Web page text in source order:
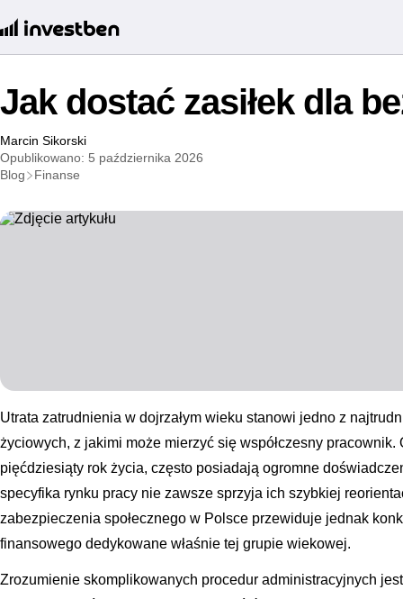
Jak dostać zasiłek dla
Marcin Sikorski
Opublikowano: 5 października 2026
Blog
Finanse
Utrata zatrudnienia w dojrzałym wieku stanowi jedno z
życiowych, z jakimi może mierzyć się współczesny pracownik.
pięćdziesiąty rok życia, często posiadają ogromne
specyfika rynku pracy nie zawsze sprzyja ich szybkiej
zabezpieczenia społecznego w Polsce przewiduje jednak
finansowego dedykowane właśnie tej grupie wiekowej.
Zrozumienie skomplikowanych procedur administracyjnych